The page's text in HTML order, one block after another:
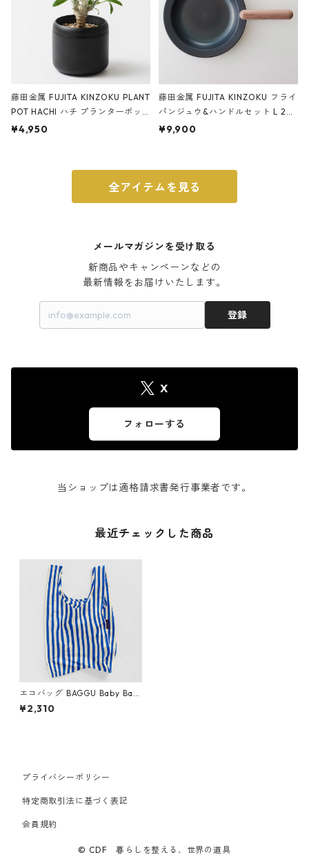
藤田金属 FUJITA KINZOKU PLANT
POT HACHI ハチ プランターポッ
ト 3号 ブラック
¥4,950
藤田金属 FUJITA KINZOKU フライ
パンジュウ&ハンドルセット L 24c
m ガス火・IH対応 鉄フライパン
¥9,900
全アイテムを見る
メールマガジンを受け取る
新商品やキャンペーンなどの
最新情報をお届けいたします。
登録
X
フォローする
当ショップは適格請求書発行事業者です。
最近チェックした商品
エコバッグ BAGGU Baby Bag
gu ベビーバグゥ バグー ブル
ーペイントストライプ
¥2,310
プライバシーポリシー
特定商取引法に基づく表記
会員規約
© CDF 暮らしを整える、世界の道具